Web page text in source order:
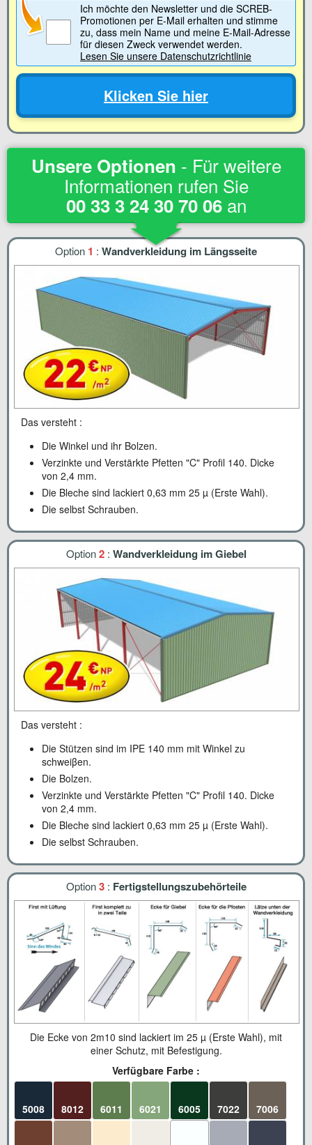
Ich möchte den Newsletter und die SCREB-
Promotionen per E-Mail erhalten und stimme
zu, dass mein Name und meine E-Mail-Adresse
für diesen Zweck verwendet werden.
Lesen Sie unsere Datenschutzrichtlinie
Klicken Sie hier
Unsere Optionen - Für weitere
Informationen rufen Sie
00 33 3 24 30 70 06an
Option 1 : Wandverkleidung im Längsseite
Das versteht :
Die Winkel und ihr Bolzen.
Verzinkte und Verstärkte Pfetten "C" Profil 140. Dicke
von 2,4 mm.
Die Bleche sind lackiert 0,63 mm 25 µ (Erste Wahl).
Die selbst Schrauben.
Option2: Wandverkleidung im Giebel
Das versteht :
Die Stützen sind im IPE 140 mm mit Winkel zu
schweiβen.
Die Bolzen.
Verzinkte und Verstärkte Pfetten "C" Profil 140. Dicke
von 2,4 mm.
Die Bleche sind lackiert 0,63 mm 25 µ (Erste Wahl).
Die selbst Schrauben.
Option3: Fertigstellungszubehörteile
Die Ecke von 2m10 sind lackiert im 25 µ (Erste Wahl), mit
einer Schutz, mit Befestigung.
Verfügbare Farbe :
5008 8012 6011 6021 6005 7022 7006